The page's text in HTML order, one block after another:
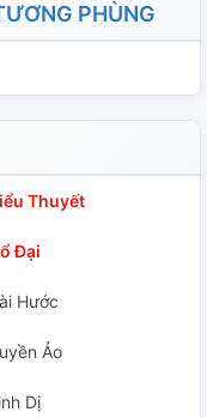
PHÙNG
Thuyết
Đại
Hước
Ảo
Dị